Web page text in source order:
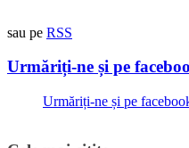
sau pe RSS
Urmăriți-ne și pe
Urmăriți-ne și pe